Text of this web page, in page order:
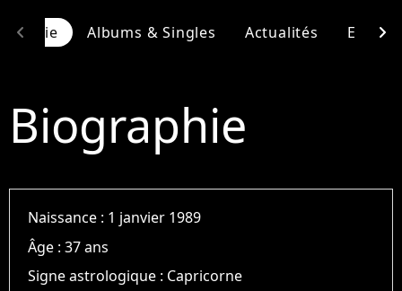
Albums & Singles Actualités
chevron_left chevron_right
Biographie
Naissance : 1 janvier 1989
Âge :37 ans
Signe astrologique : Capricorne